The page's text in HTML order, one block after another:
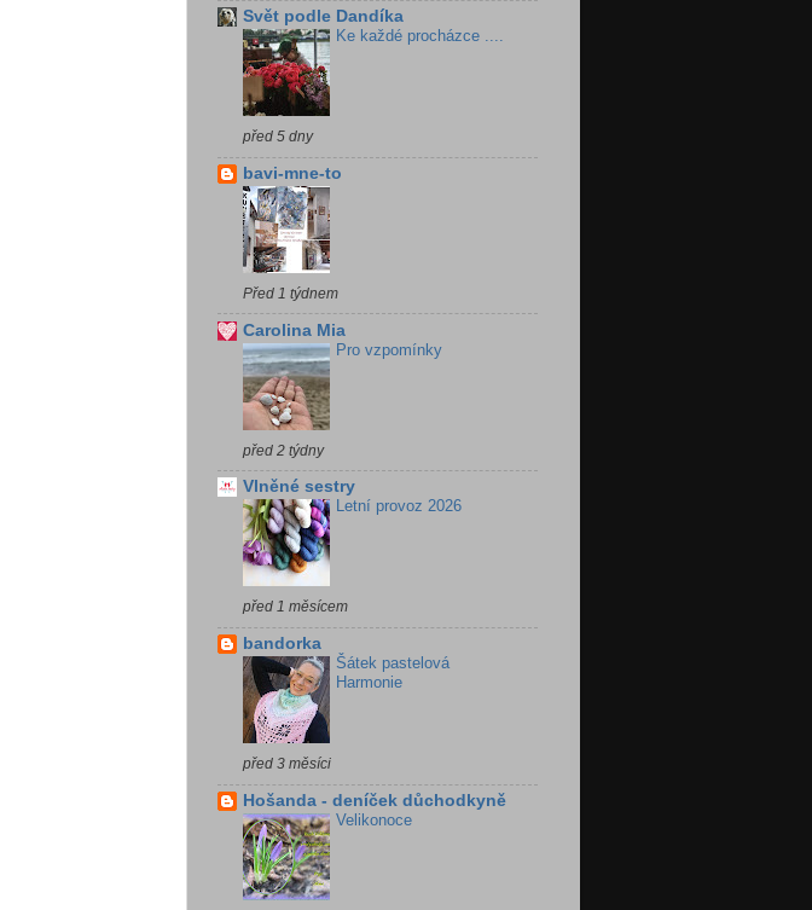
Svět podle Dandíka
Ke každé procházce ....
před 5 dny
bavi-mne-to
Před 1 týdnem
Carolina Mia
Pro vzpomínky
před 2 týdny
Vlněné sestry
Letní provoz 2026
před 1 měsícem
bandorka
Šátek pastelová
Harmonie
před 3 měsíci
Hošanda - deníček důchodkyně
Velikonoce